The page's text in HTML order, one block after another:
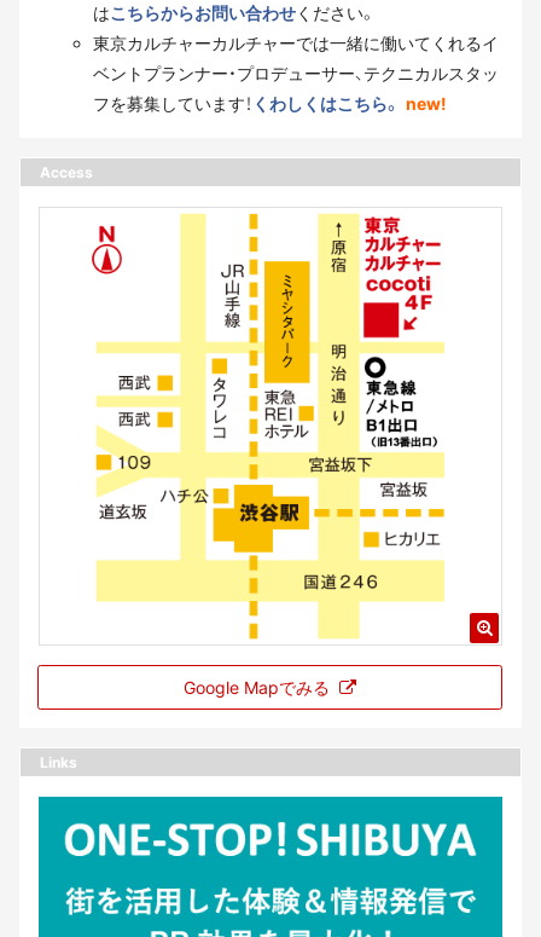
はこちらからお問い合わせください。
東京カルチャーカルチャーでは一緒に働いてくれるイ
ベントプランナー・プロデューサー、テクニカルスタッ
フを募集しています！ くわしくはこちら。 new!
Access
Google Mapでみる
Links